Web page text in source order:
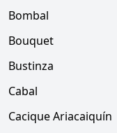
Bombal
Bouquet
Bustinza
Cabal
Cacique Ariacaiquín